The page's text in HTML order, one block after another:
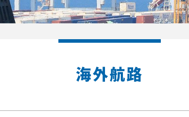
海外航路